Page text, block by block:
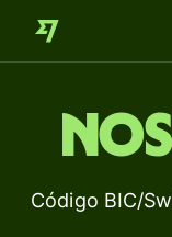
Código BIC/